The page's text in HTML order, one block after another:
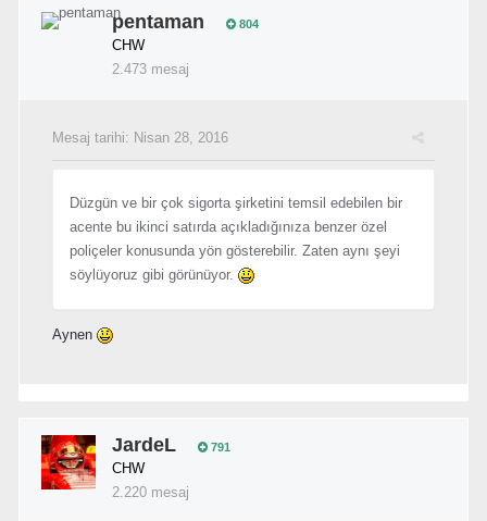
pentaman 804
CHW
2.473 mesaj
Mesaj tarihi: Nisan 28, 2016
Düzgün ve bir çok sigorta şirketini temsil edebilen bir
acente bu ikinci satırda açıkladığınıza benzer özel
poliçeler konusunda yön gösterebilir. Zaten aynı şeyi
söylüyoruz gibi görünüyor.
Aynen
JardeL 791
CHW
2.220 mesaj